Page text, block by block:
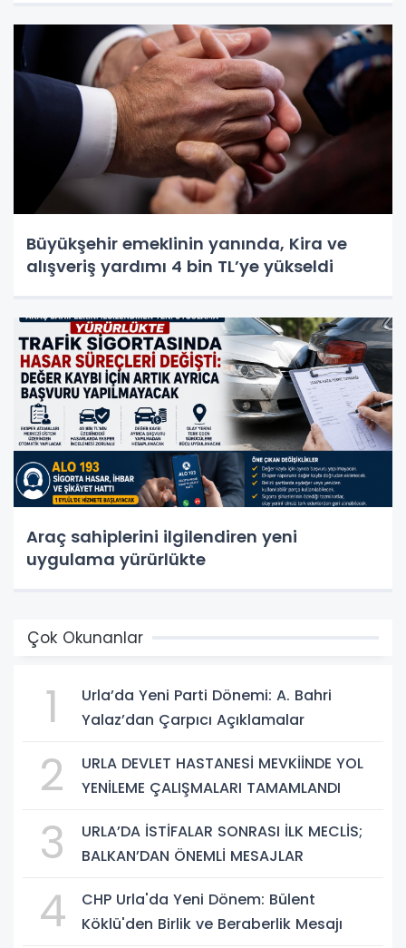
Büyükşehir emeklinin yanında, Kira ve
alışveriş yardımı 4 bin TL’ye yükseldi
Araç sahiplerini ilgilendiren yeni
uygulama yürürlükte
Çok Okunanlar
1
Urla’da Yeni Parti Dönemi: A. Bahri
Yalaz’dan Çarpıcı Açıklamalar
2
URLA DEVLET HASTANESİ MEVKİİNDE YOL
YENİLEME ÇALIŞMALARI TAMAMLANDI
3
URLA’DA İSTİFALAR SONRASI İLK MECLİS;
BALKAN’DAN ÖNEMLİ MESAJLAR
4
CHP Urla'da Yeni Dönem: Bülent
Köklü'den Birlik ve Beraberlik Mesajı